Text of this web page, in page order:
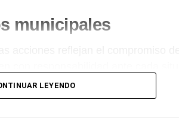
municipales
deCharata
LEYENDO